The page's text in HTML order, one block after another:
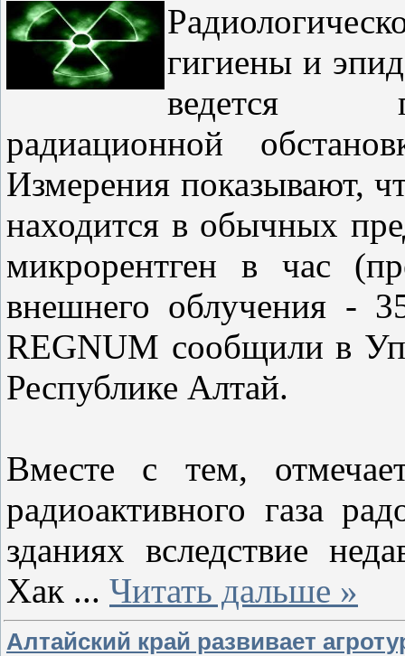
гигиены и
ведется
радиационной
Измерения показывают,
находится в обычных
микрорентген в час
внешнего облучения -
REGNUM сообщили в
Республике Алтай.
Вместе с тем,
радиоактивного газа
зданиях вследствие
Хак ... Читать дальше »
Алтайский край развивает